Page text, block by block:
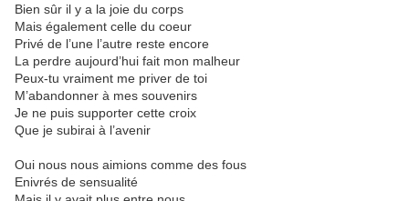
Bien sûr il y a la joie du corps
Mais également celle du coeur
Privé de l’une l’autre reste encore
La perdre aujourd’hui fait mon malheur
Peux-tu vraiment me priver de toi
M’abandonner à mes souvenirs
Je ne puis supporter cette croix
Que je subirai à l’avenir
Oui nous nous aimions comme des fous
Enivrés de sensualité